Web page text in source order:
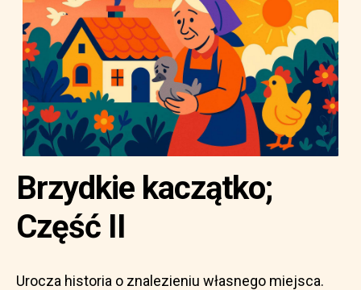
Brzydkie kaczątko;
Część II
Urocza historia o znalezieniu własnego miejsca.